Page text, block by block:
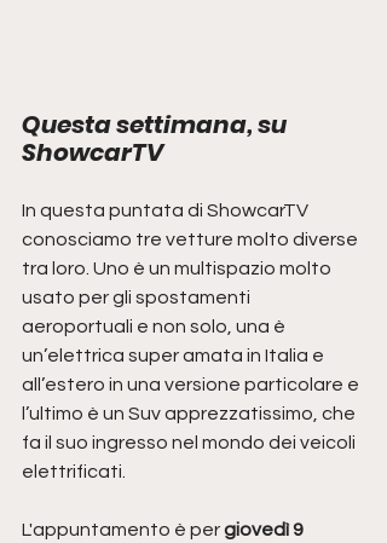
Questa settimana, su
ShowcarTV
In questa puntata di ShowcarTV
conosciamo tre vetture molto diverse
tra loro. Uno è un multispazio molto
usato per gli spostamenti
aeroportuali e non solo, una è
un’elettrica super amata in Italia e
all’estero in una versione particolare e
l’ultimo è un Suv apprezzatissimo, che
fa il suo ingresso nel mondo dei veicoli
elettrificati.
L'appuntamento è per giovedì 9